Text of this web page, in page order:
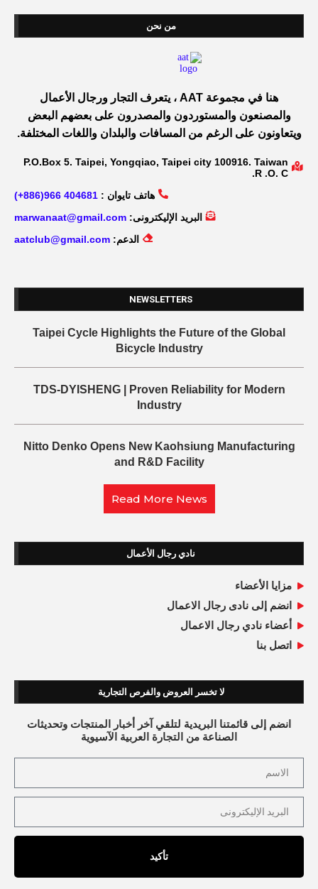
من نحن
هنا في مجموعة AAT ، يتعرف التجار ورجال الأعمال
والمصنعون والمستوردون والمصدرون على بعضهم البعض
ويتعاونون على الرغم من المسافات والبلدان واللغات المختلفة.
P.O.Box 5. Taipei, Yongqiao, Taipei city 100916. Taiwan
R .O. C.
هاتف تايوان : 404681 966(886+)
البريد الإليكترونى: marwanaat@gmail.com
الدعم: aatclub@gmail.com
NEWSLETTERS
Taipei Cycle Highlights the Future of the Global
Bicycle Industry
TDS-DYISHENG | Proven Reliability for Modern
Industry
Nitto Denko Opens New Kaohsiung Manufacturing
and R&D Facility
Read More News
نادي رجال الأعمال
مزايا الأعضاء
انضم إلى نادى رجال الاعمال
أعضاء نادي رجال الاعمال
اتصل بنا
لا تخسر العروض والفرص التجارية
انضم إلى قائمتنا البريدية لتلقي آخر أخبار المنتجات وتحديثات
الصناعة من التجارة العربية الآسيوية
تأكيد